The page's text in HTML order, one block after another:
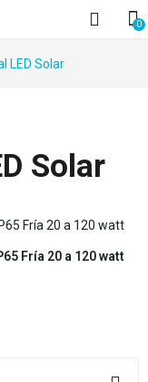
0
LED Solar
Solar
Fría 20 a 120 watt